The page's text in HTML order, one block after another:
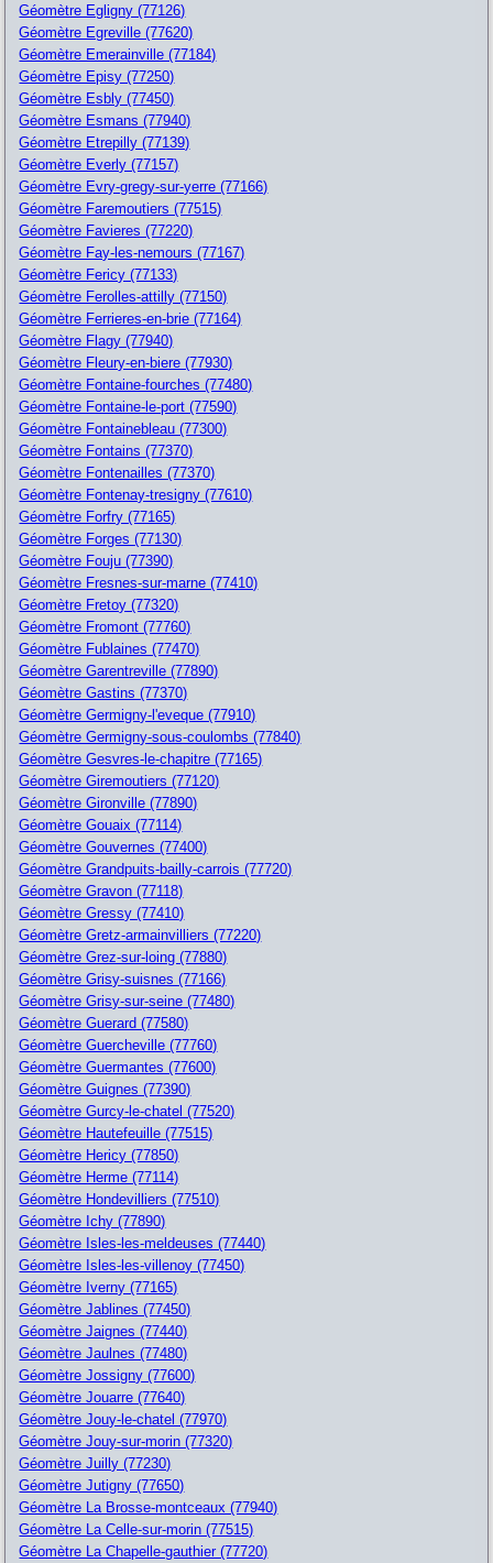
Géomètre Egligny (77126)
Géomètre Egreville (77620)
Géomètre Emerainville (77184)
Géomètre Episy (77250)
Géomètre Esbly (77450)
Géomètre Esmans (77940)
Géomètre Etrepilly (77139)
Géomètre Everly (77157)
Géomètre Evry-gregy-sur-yerre (77166)
Géomètre Faremoutiers (77515)
Géomètre Favieres (77220)
Géomètre Fay-les-nemours (77167)
Géomètre Fericy (77133)
Géomètre Ferolles-attilly (77150)
Géomètre Ferrieres-en-brie (77164)
Géomètre Flagy (77940)
Géomètre Fleury-en-biere (77930)
Géomètre Fontaine-fourches (77480)
Géomètre Fontaine-le-port (77590)
Géomètre Fontainebleau (77300)
Géomètre Fontains (77370)
Géomètre Fontenailles (77370)
Géomètre Fontenay-tresigny (77610)
Géomètre Forfry (77165)
Géomètre Forges (77130)
Géomètre Fouju (77390)
Géomètre Fresnes-sur-marne (77410)
Géomètre Fretoy (77320)
Géomètre Fromont (77760)
Géomètre Fublaines (77470)
Géomètre Garentreville (77890)
Géomètre Gastins (77370)
Géomètre Germigny-l'eveque (77910)
Géomètre Germigny-sous-coulombs (77840)
Géomètre Gesvres-le-chapitre (77165)
Géomètre Giremoutiers (77120)
Géomètre Gironville (77890)
Géomètre Gouaix (77114)
Géomètre Gouvernes (77400)
Géomètre Grandpuits-bailly-carrois (77720)
Géomètre Gravon (77118)
Géomètre Gressy (77410)
Géomètre Gretz-armainvilliers (77220)
Géomètre Grez-sur-loing (77880)
Géomètre Grisy-suisnes (77166)
Géomètre Grisy-sur-seine (77480)
Géomètre Guerard (77580)
Géomètre Guercheville (77760)
Géomètre Guermantes (77600)
Géomètre Guignes (77390)
Géomètre Gurcy-le-chatel (77520)
Géomètre Hautefeuille (77515)
Géomètre Hericy (77850)
Géomètre Herme (77114)
Géomètre Hondevilliers (77510)
Géomètre Ichy (77890)
Géomètre Isles-les-meldeuses (77440)
Géomètre Isles-les-villenoy (77450)
Géomètre Iverny (77165)
Géomètre Jablines (77450)
Géomètre Jaignes (77440)
Géomètre Jaulnes (77480)
Géomètre Jossigny (77600)
Géomètre Jouarre (77640)
Géomètre Jouy-le-chatel (77970)
Géomètre Jouy-sur-morin (77320)
Géomètre Juilly (77230)
Géomètre Jutigny (77650)
Géomètre La Brosse-montceaux (77940)
Géomètre La Celle-sur-morin (77515)
Géomètre La Chapelle-gauthier (77720)